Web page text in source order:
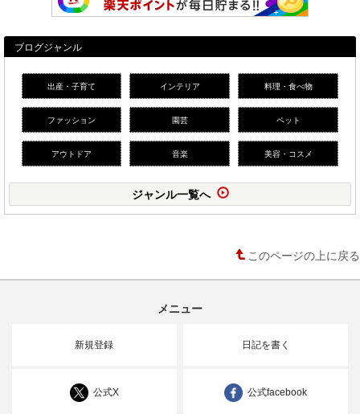
ブログジャンル
出産・子育て インテリア 料理・食べ物
ファッション 園芸 ペット
アウトドア 音楽 美容・コスメ
ジャンル一覧へ
このページの上に戻る
メニュー
新規登録 日記を書く
公式X 公式facebook